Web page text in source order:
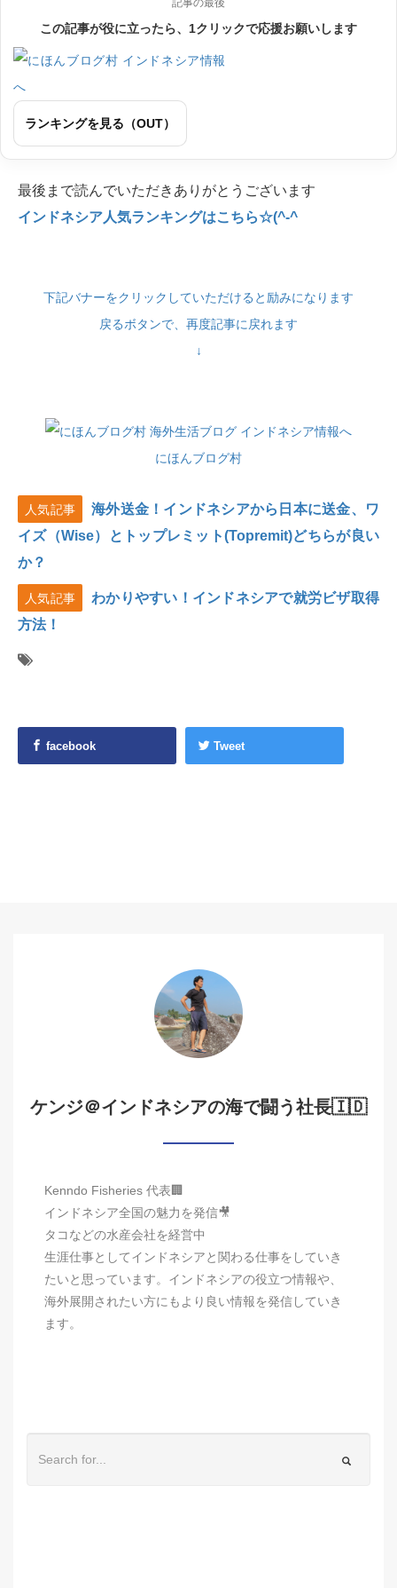
この記事が役に立ったら、1クリックで応援お願いします
ランキングを見る（OUT）
最後まで読んでいただきありがとうございます
インドネシア人気ランキングはこちら☆(^-^
下記バナーをクリックしていただけると励みになります
戻るボタンで、再度記事に戻れます
↓
にほんブログ村
人気記事
海外送金！インドネシアから日本に送金、ワ
イズ（Wise）とトップレミット(Topremit)どちらが良い
か？
人気記事
わかりやすい！インドネシアで就労ビザ取得
方法！
facebook Tweet
ケンジ＠インドネシアの海で闘う社長🇮🇩
Kenndo Fisheries 代表🏢
インドネシア全国の魅力を発信🎥
タコなどの水産会社を経営中
生涯仕事としてインドネシアと関わる仕事をしていき
たいと思っています。インドネシアの役立つ情報や、
海外展開されたい方にもより良い情報を発信していき
ます。